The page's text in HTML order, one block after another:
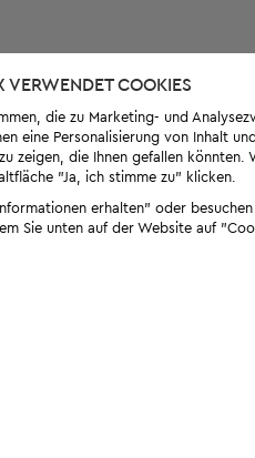
VERWENDET COOKIES
die zu Marketing- und
Personalisierung von Inhalt
die Ihnen gefallen könnten.
"Ja, ich stimme zu" klicken.
erhalten" oder
Sie unten auf der Website auf